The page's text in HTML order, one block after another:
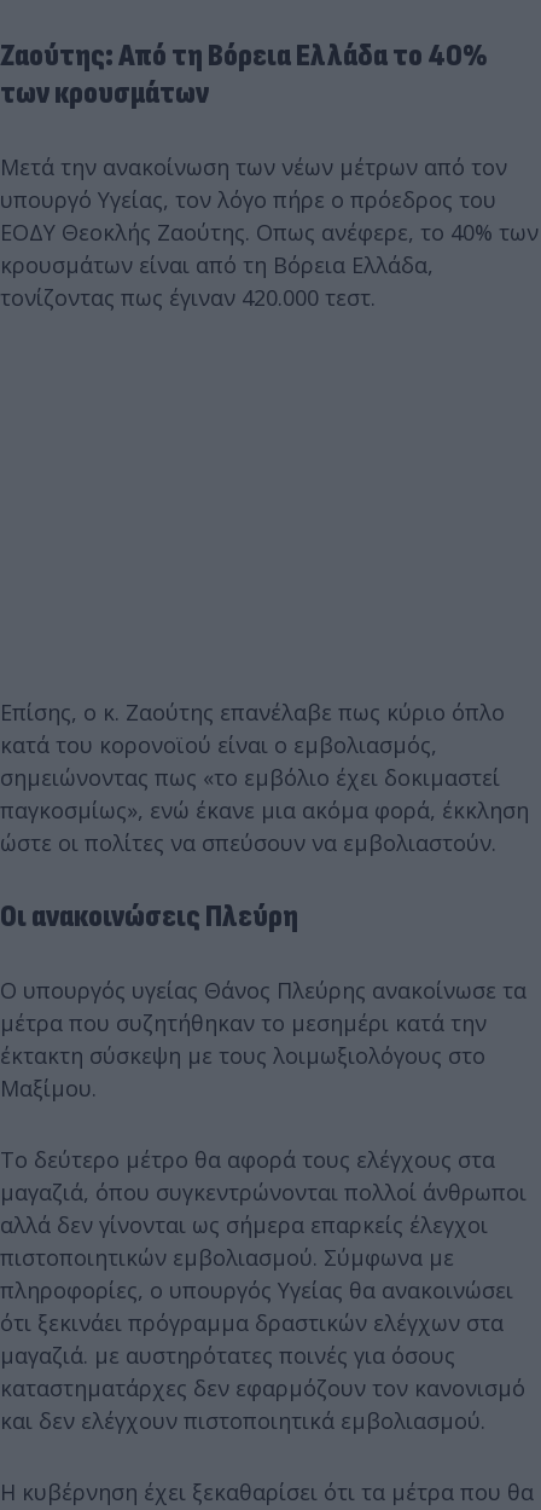
Ζαούτης: Από τη Βόρεια Ελλάδα το 40%
των κρουσμάτων
Μετά την ανακοίνωση των νέων μέτρων από τον
υπουργό Υγείας, τον λόγο πήρε ο πρόεδρος του
ΕΟΔΥ Θεοκλής Ζαούτης. Οπως ανέφερε, το 40% των
κρουσμάτων είναι από τη Βόρεια Ελλάδα,
τονίζοντας πως έγιναν 420.000 τεστ.
Επίσης, ο κ. Ζαούτης επανέλαβε πως κύριο όπλο
κατά του κορονοϊού είναι ο εμβολιασμός,
σημειώνοντας πως «το εμβόλιο έχει δοκιμαστεί
παγκοσμίως», ενώ έκανε μια ακόμα φορά, έκκληση
ώστε οι πολίτες να σπεύσουν να εμβολιαστούν.
Οι ανακοινώσεις Πλεύρη
Ο υπουργός υγείας Θάνος Πλεύρης ανακοίνωσε τα
μέτρα που συζητήθηκαν το μεσημέρι κατά την
έκτακτη σύσκεψη με τους λοιμωξιολόγους στο
Μαξίμου.
Το δεύτερο μέτρο θα αφορά τους ελέγχους στα
μαγαζιά, όπου συγκεντρώνονται πολλοί άνθρωποι
αλλά δεν γίνονται ως σήμερα επαρκείς έλεγχοι
πιστοποιητικών εμβολιασμού. Σύμφωνα με
πληροφορίες, ο υπουργός Υγείας θα ανακοινώσει
ότι ξεκινάει πρόγραμμα δραστικών ελέγχων στα
μαγαζιά. με αυστηρότατες ποινές για όσους
καταστηματάρχες δεν εφαρμόζουν τον κανονισμό
και δεν ελέγχουν πιστοποιητικά εμβολιασμού.
Η κυβέρνηση έχει ξεκαθαρίσει ότι τα μέτρα που θα